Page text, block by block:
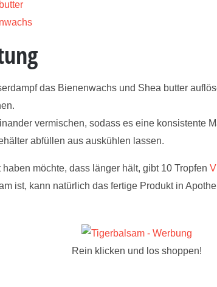
das Bienenwachs und Shea butter
vermischen, sodass es eine konsistente
abfüllen aus auskühlen lassen.
möchte, dass länger hält, gibt 10 Tropfen
ist, kann natürlich das fertige Produkt in
Rein klicken und los shoppen!